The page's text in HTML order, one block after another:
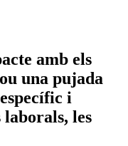
amb els
una pujada
i
les